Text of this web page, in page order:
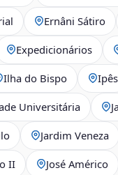
Ernâni Sátiro
Expedicionários
Ilha do Bispo Ipês
Universitária
Jardim Veneza
II José Américo